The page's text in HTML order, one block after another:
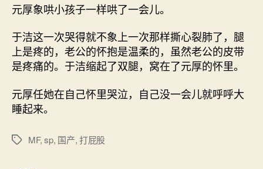
元厚象哄小孩子一样哄了一会儿。
于洁这一次哭得就不象上一次那样撕心裂肺了，腿
上是疼的，老公的怀抱是温柔的，虽然老公的皮带
是疼痛的。于洁缩起了双腿，窝在了元厚的怀里。
元厚任她在自己怀里哭泣，自己没一会儿就呼呼大
睡起来。
标
MF,sp, 国产,打屁股